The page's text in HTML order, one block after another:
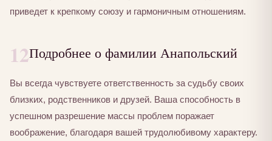
приведет к крепкому союзу и гармоничным отношениям.
12Подробнее о фамилии Анапольский
Вы всегда чувствуете ответственность за судьбу своих
близких, родственников и друзей. Ваша способность в
успешном разрешение массы проблем поражает
воображение, благодаря вашей трудолюбивому характеру.